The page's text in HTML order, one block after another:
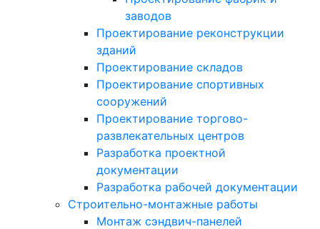
заводов
Проектирование реконструкции
зданий
Проектирование складов
Проектирование спортивных
сооружений
Проектирование торгово-
развлекательных центров
Разработка проектной
документации
Разработка рабочей документации
Строительно-монтажные работы
Монтаж сэндвич-панелей